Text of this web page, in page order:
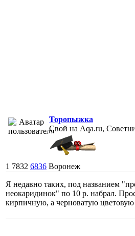
Торопыжка
Свой на Aqa.ru,
1 7832 6836 Воронеж
Я недавно таких, под названием
неокаридинок" по 10 р. набрал.
кирпичную, а черноватую цветовую